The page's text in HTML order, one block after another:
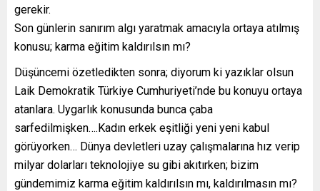
gerekir.
Son günlerin sanırım algı yaratmak amacıyla ortaya atılmış
konusu; karma eğitim kaldırılsın mı?
Düşüncemi özetledikten sonra; diyorum ki yazıklar olsun
Laik Demokratik Türkiye Cumhuriyeti’nde bu konuyu ortaya
atanlara. Uygarlık konusunda bunca çaba
sarfedilmişken….Kadın erkek eşitliği yeni yeni kabul
görüyorken… Dünya devletleri uzay çalışmalarına hız verip
milyar dolarları teknolojiye su gibi akıtırken; bizim
gündemimiz karma eğitim kaldırılsın mı, kaldırılmasın mı?